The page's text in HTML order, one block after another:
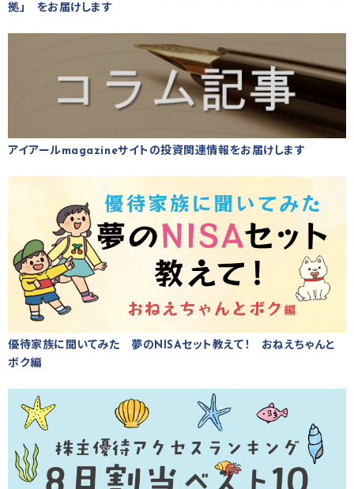
拠」 をお届けします
アイアールmagazineサイトの投資関連情報をお届けします
優待家族に聞いてみた 夢のNISAセット教えて！ おねえちゃんと
ボク編